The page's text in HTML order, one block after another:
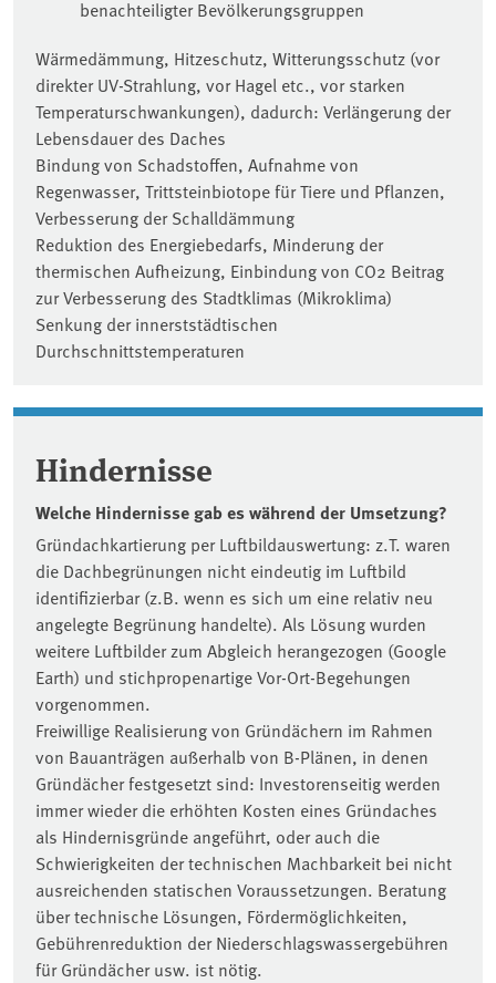
benachteiligter Bevölkerungsgruppen
Wärmedämmung, Hitzeschutz, Witterungsschutz (vor
direkter UV-Strahlung, vor Hagel etc., vor starken
Temperaturschwankungen), dadurch: Verlängerung der
Lebensdauer des Daches
Bindung von Schadstoffen, Aufnahme von
Regenwasser, Trittsteinbiotope für Tiere und Pflanzen,
Verbesserung der Schalldämmung
Reduktion des Energiebedarfs, Minderung der
thermischen Aufheizung, Einbindung von CO2 Beitrag
zur Verbesserung des Stadtklimas (Mikroklima)
Senkung der innerststädtischen
Durchschnittstemperaturen
Hindernisse
Welche Hindernisse gab es während der Umsetzung?
Gründachkartierung per Luftbildauswertung: z.T. waren
die Dachbegrünungen nicht eindeutig im Luftbild
identifizierbar (z.B. wenn es sich um eine relativ neu
angelegte Begrünung handelte). Als Lösung wurden
weitere Luftbilder zum Abgleich herangezogen (Google
Earth) und stichpropenartige Vor-Ort-Begehungen
vorgenommen.
Freiwillige Realisierung von Gründächern im Rahmen
von Bauanträgen außerhalb von B-Plänen, in denen
Gründächer festgesetzt sind: Investorenseitig werden
immer wieder die erhöhten Kosten eines Gründaches
als Hindernisgründe angeführt, oder auch die
Schwierigkeiten der technischen Machbarkeit bei nicht
ausreichenden statischen Voraussetzungen. Beratung
über technische Lösungen, Fördermöglichkeiten,
Gebührenreduktion der Niederschlagswassergebühren
für Gründächer usw. ist nötig.